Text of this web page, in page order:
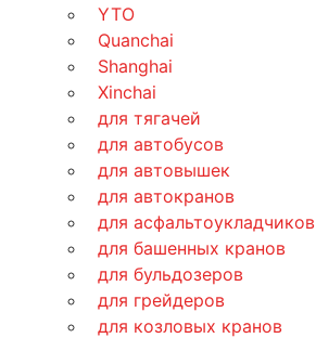
YTO
Quanchai
Shanghai
Xinchai
для тягачей
для автобусов
для автовышек
для автокранов
для асфальтоукладчиков
для башенных кранов
для бульдозеров
для грейдеров
для козловых кранов